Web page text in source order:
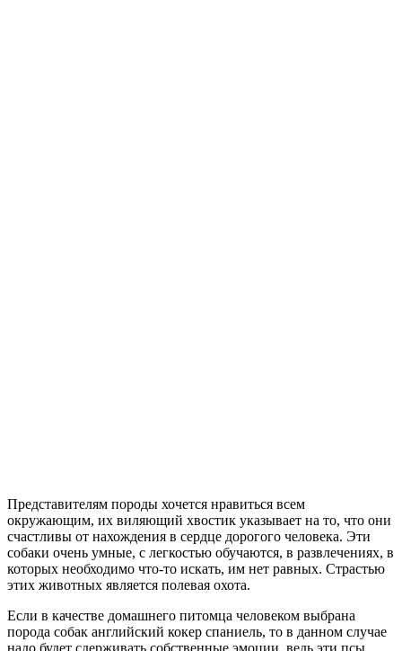
Представителям породы хочется нравиться всем
окружающим, их виляющий хвостик указывает на то, что они
счастливы от нахождения в сердце дорогого человека. Эти
собаки очень умные, с легкостью обучаются, в развлечениях, в
которых необходимо что-то искать, им нет равных. Страстью
этих животных является полевая охота.
Если в качестве домашнего питомца человеком выбрана
порода собак английский кокер спаниель, то в данном случае
надо будет сдерживать собственные эмоции, ведь эти псы